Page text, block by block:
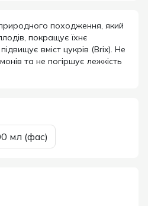
походження, який
покращує їхнє
вміст цукрів (Brix). Не
та не погіршує лежкість
мл (фас)